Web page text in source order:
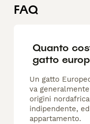
FAQ
Quanto
gatto
Un gatto
va
origini
indipendente,
appartamento.